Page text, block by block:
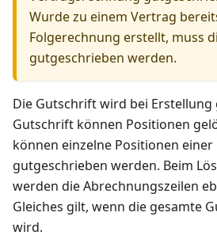
Wurde zu einem Vertrag
Folgerechnung erstellt, muss
gutgeschrieben werden.
Die Gutschrift wird bei
Gutschrift können Positionen
können einzelne Positionen einer
gutgeschrieben werden. Beim
werden die Abrechnungszeilen
Gleiches gilt, wenn die gesamte
wird.